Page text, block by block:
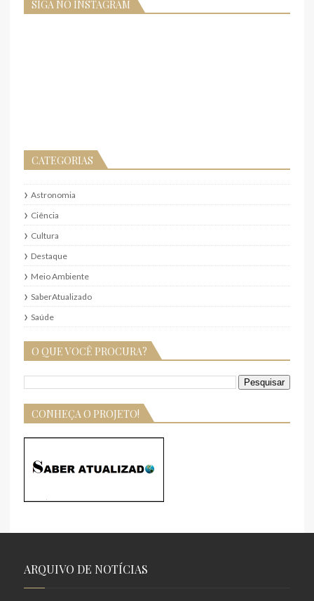
SIGA NO INSTAGRAM
CATEGORIAS
Astronomia
Ciência
Cultura
Destaque
Meio Ambiente
SaberAtualizado
Saúde
O QUE VOCÊ PROCURA?
CONHEÇA O PROJETO!
ARQUIVO DE NOTÍCIAS